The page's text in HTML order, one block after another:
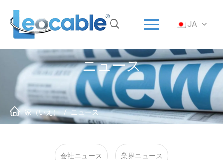
家（いえ）
ソリューション
製品
ODM/OEM
について
ニュース
JA
ニュース
家（いえ） / ニュース
会社ニュース 業界ニュース